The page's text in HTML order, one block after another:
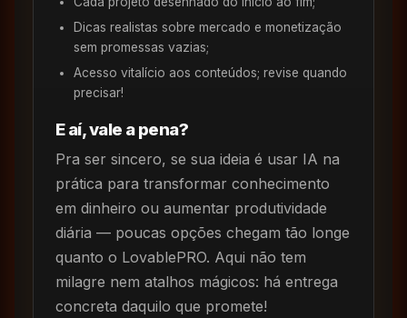
Dicas realistas sobre mercado e monetização
sem promessas vazias;
Acesso vitalício aos conteúdos; revise quando
precisar!
E aí, vale a pena?
Pra ser sincero, se sua ideia é usar IA na
prática para transformar conhecimento
em dinheiro ou aumentar produtividade
diária — poucas opções chegam tão longe
quanto o LovablePRO. Aqui não tem
milagre nem atalhos mágicos: há entrega
concreta daquilo que promete!